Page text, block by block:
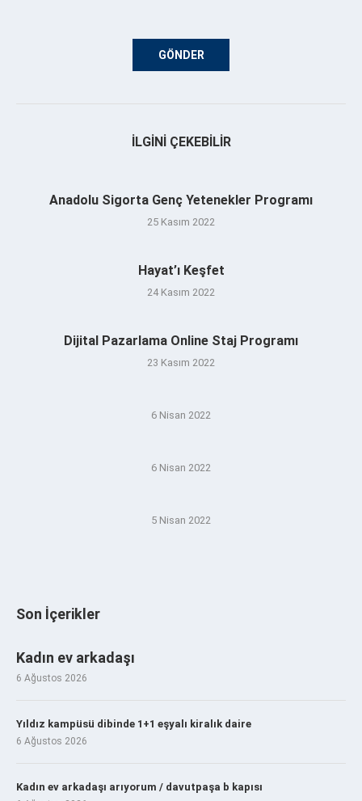
İLGINI ÇEKEBILIR
Anadolu Sigorta Genç Yetenekler Programı
25 Kasım 2022
Hayat’ı Keşfet
24 Kasım 2022
Dijital Pazarlama Online Staj Programı
23 Kasım 2022
6 Nisan 2022
6 Nisan 2022
5 Nisan 2022
Son İçerikler
Kadın ev arkadaşı
6 Ağustos 2026
Yıldız kampüsü dibinde 1+1 eşyalı kiralık daire
6 Ağustos 2026
Kadın ev arkadaşı arıyorum / davutpaşa b kapısı